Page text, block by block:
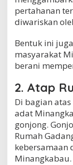
pertahanan
diwariskan
Bentuk ini
masyarakat
berani
2. Atap
Di bagian
adat
gonjong.
Rumah
kebersamaan
Minangkabau.